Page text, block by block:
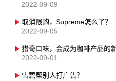
2022-09-09
取消限购，Supreme怎么了？
2022-09-05
2022-09-01
雪碧帮别人打广告？